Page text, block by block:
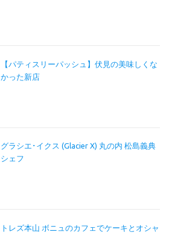
【パティスリーパッシュ】伏見の美味しくな
かった新店
グラシエ･イクス (Glacier X) 丸の内 松島義典
シェフ
トレズ本山 ボニュのカフェでケーキとオシャ